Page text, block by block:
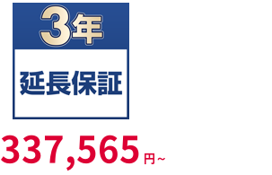
337,565 円～